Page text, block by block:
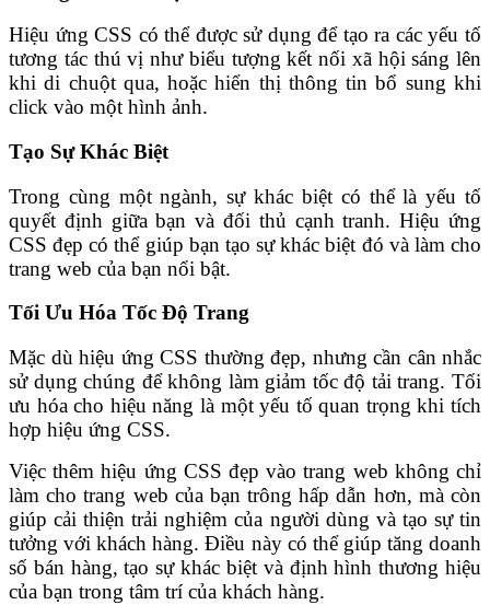
Hiệu ứng CSS có thể được sử dụng để tạo ra các yếu tố
tương tác thú vị như biểu tượng kết nối xã hội sáng lên
khi di chuột qua, hoặc hiển thị thông tin bổ sung khi
click vào một hình ảnh.
Tạo Sự Khác Biệt
Trong cùng một ngành, sự khác biệt có thể là yếu tố
quyết định giữa bạn và đối thủ cạnh tranh. Hiệu ứng
CSS đẹp có thể giúp bạn tạo sự khác biệt đó và làm cho
trang web của bạn nổi bật.
Tối Ưu Hóa Tốc Độ Trang
Mặc dù hiệu ứng CSS thường đẹp, nhưng cần cân nhắc
sử dụng chúng để không làm giảm tốc độ tải trang. Tối
ưu hóa cho hiệu năng là một yếu tố quan trọng khi tích
hợp hiệu ứng CSS.
Việc thêm hiệu ứng CSS đẹp vào trang web không chỉ
làm cho trang web của bạn trông hấp dẫn hơn, mà còn
giúp cải thiện trải nghiệm của người dùng và tạo sự tin
tưởng với khách hàng. Điều này có thể giúp tăng doanh
số bán hàng, tạo sự khác biệt và định hình thương hiệu
của bạn trong tâm trí của khách hàng.